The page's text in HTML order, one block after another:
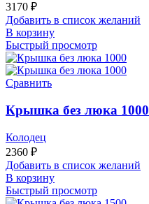
3170 ₽
Добавить в список желаний
В корзину
Быстрый просмотр
Сравнить
Крышка без люка 1000
Колодец
2360 ₽
Добавить в список желаний
В корзину
Быстрый просмотр